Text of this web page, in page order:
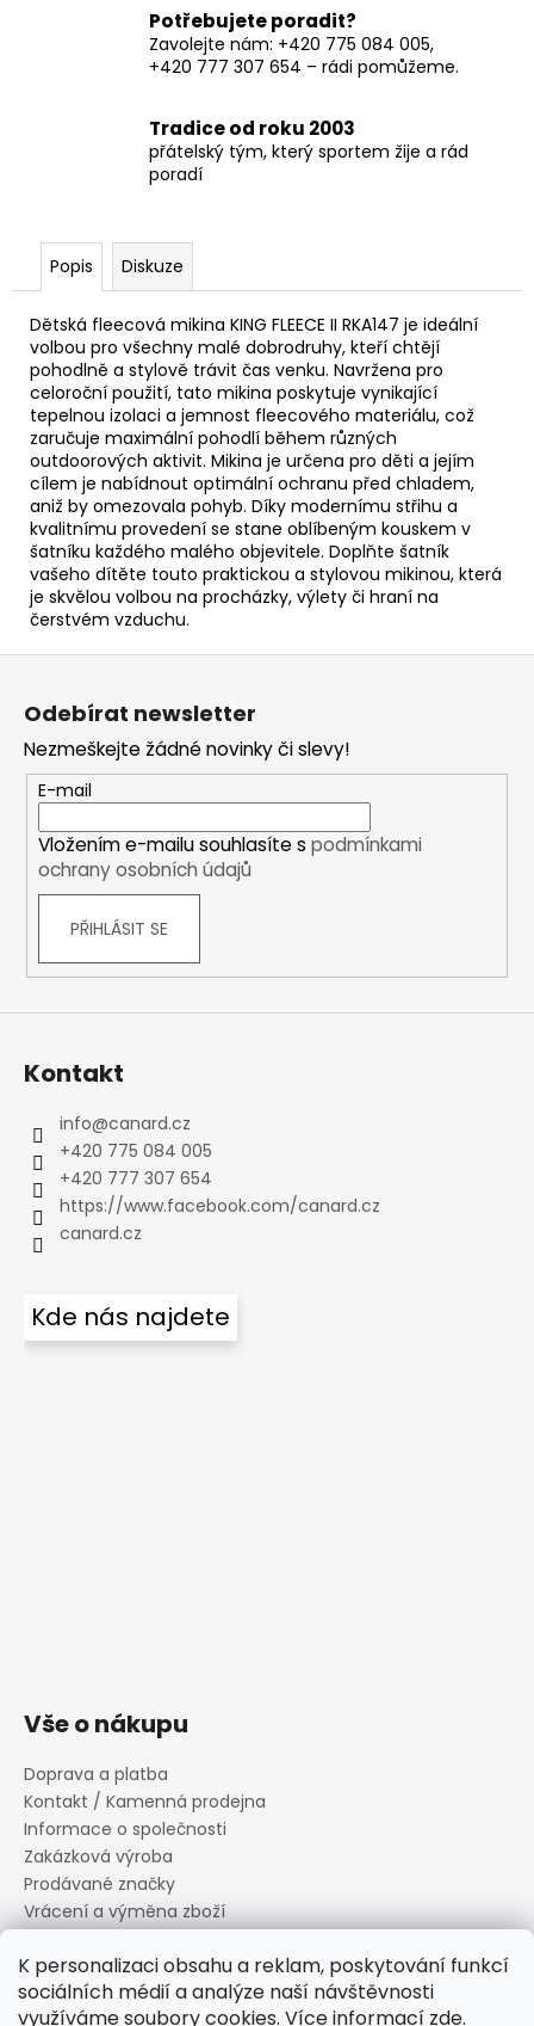
K personalizaci obsahu a reklam, poskytování funkcí
sociálních médií a analýze naší návštěvnosti
využíváme soubory cookies. Více informací zde.
Potřebujete poradit?
Zavolejte nám: +420 775 084 005,
+420 777 307 654 – rádi pomůžeme.
Tradice od roku 2003
přátelský tým, který sportem žije a rád
poradí
Popis Diskuze
Dětská fleecová mikina KING FLEECE II RKA147 je ideální
volbou pro všechny malé dobrodruhy, kteří chtějí
pohodlně a stylově trávit čas venku. Navržena pro
celoroční použití, tato mikina poskytuje vynikající
tepelnou izolaci a jemnost fleecového materiálu, což
zaručuje maximální pohodlí během různých
outdoorových aktivit. Mikina je určena pro děti a jejím
cílem je nabídnout optimální ochranu před chladem,
aniž by omezovala pohyb. Díky modernímu střihu a
kvalitnímu provedení se stane oblíbeným kouskem v
šatníku každého malého objevitele. Doplňte šatník
vašeho dítěte touto praktickou a stylovou mikinou, která
je skvělou volbou na procházky, výlety či hraní na
čerstvém vzduchu.
Z
Odebírat newsletter
Nezmeškejte žádné novinky či slevy!
E-mail
Vložením e-mailu souhlasíte s podmínkami
ochrany osobních údajů
PŘIHLÁSIT SE
Kontakt
info@canard.cz
+420 775 084 005
+420 777 307 654
https://www.facebook.com/canard.cz
canard.cz
Kde nás najdete
Vše o nákupu
Doprava a platba
Kontakt / Kamenná prodejna
Informace o společnosti
Zakázková výroba
Prodávané značky
Vrácení a výměna zboží
Informace o souborech cookies
Reklamační řád
Obchodní podmínky